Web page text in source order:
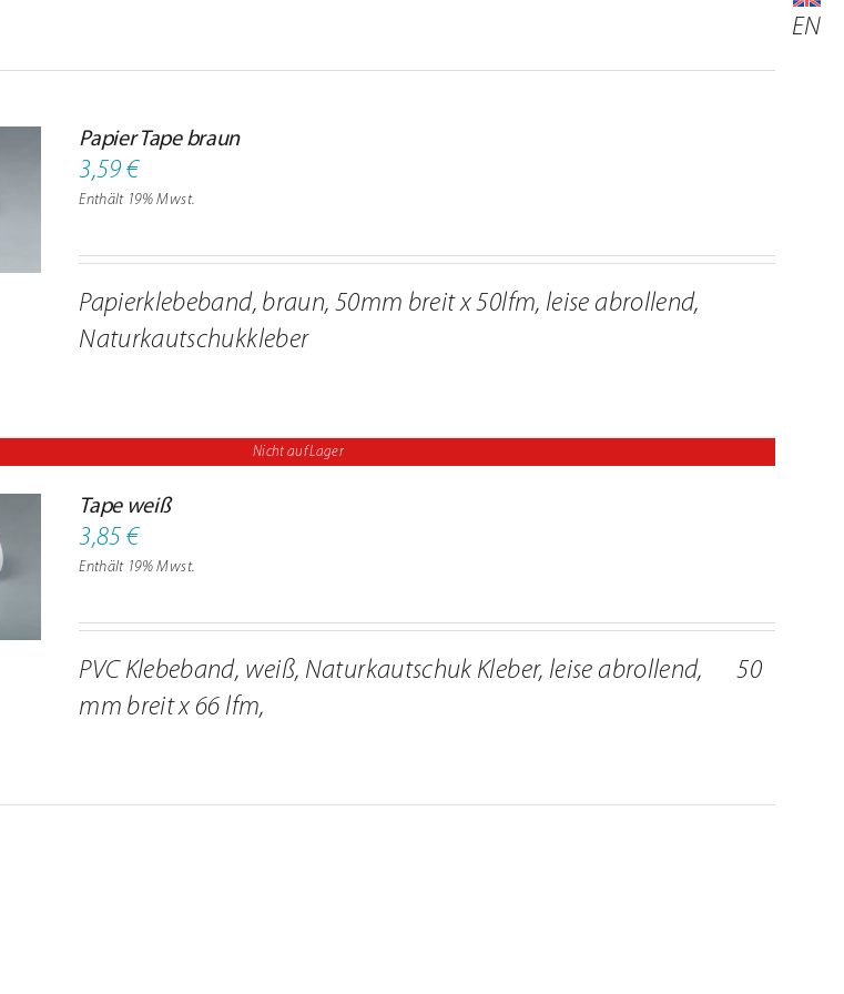
EN
Papier Tape braun
3,59€
Enthält 19% Mwst.
Papierklebeband, braun, 50mm breit x 50lfm, leise abrollend,
Naturkautschukkleber
Nicht auf Lager
Tape weiß
3,85 €
Enthält 19% Mwst.
PVC Klebeband, weiß, Naturkautschuk Kleber, leise abrollend, 50
mm breit x 66 lfm,